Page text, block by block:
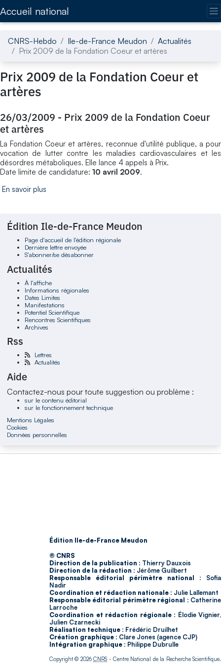
Accueil national
CNRS-Hebdo Ile-de-France Meudon
Actualités
Prix 2009 de la Fondation Coeur et artères
Prix 2009 de la Fondation Coeur et
artères
26/03/2009 - Prix 2009 de la Fondation Coeur
et artères
La Fondation Coeur et artères, reconnue d'utilité publique, a pour
vocation de lutter contre les maladies cardiovasculaires et les
désordres métaboliques. Elle lance 4 appels à Prix.
Date limite de candidature: 10 avril 2009.
En savoir plus
Édition Ile-de-France Meudon
Page d'accueil de l'édition régionale
Dernière lettre envoyée
S'abonner/se désabonner
Actualités
À l'affiche
Informations régionales
Dates Limites
Manifestations
Potentiel Scientifique
Rencontres Scientifiques
Archives
Rss
Lettres
Actualités
Aide
Contactez-nous pour toute suggestion ou problème :
sur le contenu éditorial
sur le fonctionnement technique
Mentions Légales
Cookies
Données personnelles
Édition Ile-de-France Meudon
© CNRS
Direction de la publication : Thierry Dauxois
Direction de la rédaction : Jérôme Guilbert
Responsable éditorial périmètre national : Sofia
Nadir
Coordination et rédaction nationale : Julie Lallemant
Responsable éditorial périmètre régional : Catherine
Larroche
Coordination et rédaction régionale : Élodie Vignier,
Julien Czarnecki
Réalisation technique : Frédéric Druilhet
Création graphique : Clare Jones (agence CJP)
Intégration graphique : Philippe Dubrulle
Copyright © 2026CNRS - Centre National de la Recherche Scientifique.